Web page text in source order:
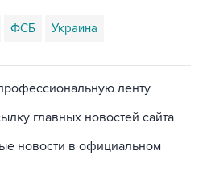
ФСБ Украина
ленту
главных новостей сайта
новости в официальном